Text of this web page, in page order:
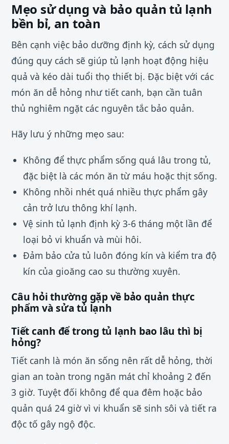
Mẹo sử dụng và bảo quản tủ lạnh
bền bỉ, an toàn
Bên cạnh việc bảo dưỡng định kỳ, cách sử dụng
đúng quy cách sẽ giúp tủ lạnh hoạt động hiệu
quả và kéo dài tuổi thọ thiết bị. Đặc biệt với các
món ăn dễ hỏng như tiết canh, bạn cần tuân
thủ nghiêm ngặt các nguyên tắc bảo quản.
Hãy lưu ý những mẹo sau:
Không để thực phẩm sống quá lâu trong tủ,
đặc biệt là các món ăn từ máu hoặc thịt sống.
Không nhồi nhét quá nhiều thực phẩm gây
cản trở lưu thông khí lạnh.
Vệ sinh tủ lạnh định kỳ 3-6 tháng một lần để
loại bỏ vi khuẩn và mùi hôi.
Đảm bảo cửa tủ luôn đóng kín và kiểm tra độ
kín của gioăng cao su thường xuyên.
Câu hỏi thường gặp về bảo quản thực
phẩm và sửa tủ lạnh
Tiết canh để trong tủ lạnh bao lâu thì bị
hỏng?
Tiết canh là món ăn sống nên rất dễ hỏng, thời
gian an toàn trong ngăn mát chỉ khoảng 2 đến
3 giờ. Tuyệt đối không để qua đêm hoặc bảo
quản quá 24 giờ vì vi khuẩn sẽ sinh sôi và tiết ra
độc tố gây ngộ độc.